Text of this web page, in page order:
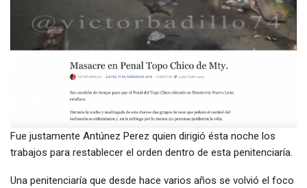
Fue justamente Antúnez Perez quien dirigió ésta noche los
trabajos para restablecer el orden dentro de esta penitenciaría.
Una penitenciaría que desde hace varios años se volvió el foco